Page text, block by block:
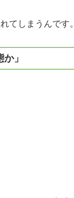
てしまうんです。
」